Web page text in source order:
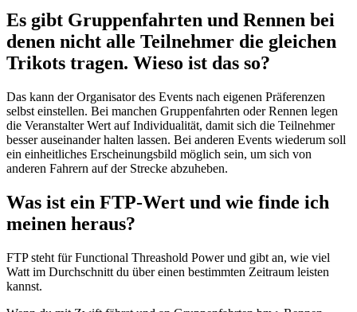
Es gibt Gruppenfahrten und Rennen bei
denen nicht alle Teilnehmer die gleichen
Trikots tragen. Wieso ist das so?
Das kann der Organisator des Events nach eigenen Präferenzen
selbst einstellen. Bei manchen Gruppenfahrten oder Rennen legen
die Veranstalter Wert auf Individualität, damit sich die Teilnehmer
besser auseinander halten lassen. Bei anderen Events wiederum soll
ein einheitliches Erscheinungsbild möglich sein, um sich von
anderen Fahrern auf der Strecke abzuheben.
Was ist ein FTP-Wert und wie finde ich
meinen heraus?
FTP steht für Functional Threashold Power und gibt an, wie viel
Watt im Durchschnitt du über einen bestimmten Zeitraum leisten
kannst.